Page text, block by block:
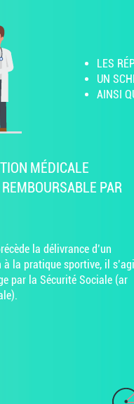
LES
UN
AINSI
MÉDICALE
PAR
la délivrance d’un
à la pratique sportive, il
par la Sécurité Sociale (ar